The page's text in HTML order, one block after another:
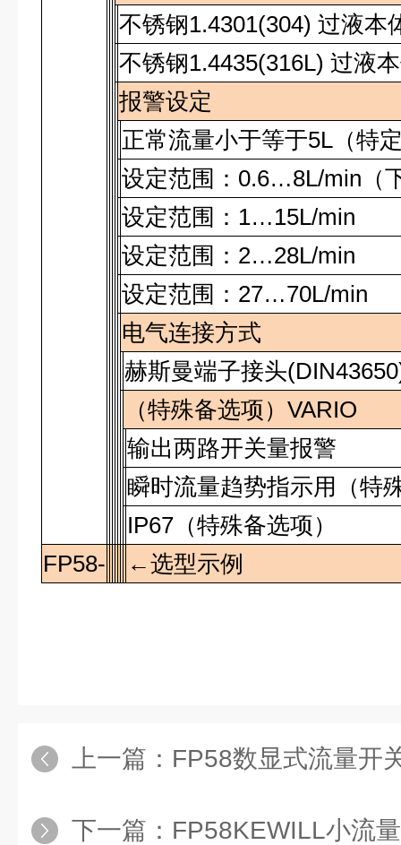
不锈钢1.4301(304) 过液本
不锈钢1.4435(316L) 过液
报警设定
正常流量小于等于5L（特
设定范围： 0.6…8L/min （
设定范围： 1…15L/min
设定范围： 2…28L/min
设定范围： 27…70L/min
电气连接方式
赫斯曼端子接头
（特殊备选项）VARIO
输出两路开关量报警
瞬时流量趋势指示用（特
IP67 （特殊备选项）
FP58-
←选型示例
上一篇： FP58数显式流量开
下一篇： FP58KEWILL小流